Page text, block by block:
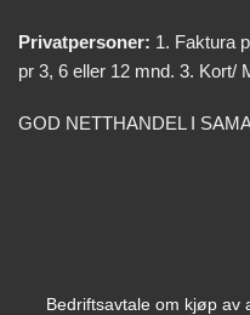
Privatpersoner: 1. Faktura
pr 3, 6 eller 12 mnd. 3. Kort/
GOD NETTHANDEL I
Bedriftsavtale om kjøp av